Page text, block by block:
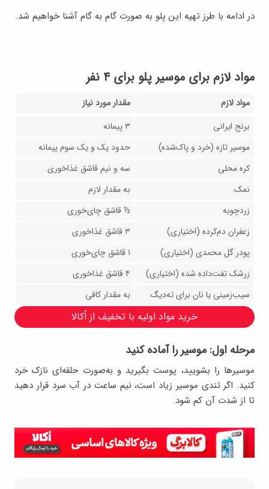
در ادامه با طرز تهیه این پلو به صورت گام به گام آشنا خواهیم شد.
مواد لازم برای موسیر پلو برای ۴ نفر
مواد لازم
مقدار مورد نیاز
برنج ایرانی
۳ پیمانه
موسیر تازه (خرد و پاک‌شده)
حدود یک و یک سوم پیمانه
کره محلی
سه و نیم قاشق غذاخوری
نمک
به مقدار لازم
زردچوبه
½ قاشق چای‌خوری
زعفران دم‌کرده (اختیاری)
۳ قاشق غذاخوری
پودر گل محمدی (اختیاری)
۱ قاشق چای‌خوری
زرشک تفت‌داده شده (اختیاری)
۴ قاشق غذاخوری
سیب‌زمینی یا نان برای ته‌دیگ
به مقدار کافی
خرید مواد اولیه با تخفیف از اُکالا
مرحله اول: موسیر را آماده کنید
موسیرها را بشویید، پوست بگیرید و به‌صورت حلقه‌ای نازک خرد
کنید. اگر تندی موسیر زیاد است، نیم ساعت در آب سرد قرار دهید
تا از شدت آن کم شود.